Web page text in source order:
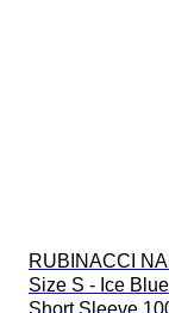
RUBINACCI
Size S - Ice